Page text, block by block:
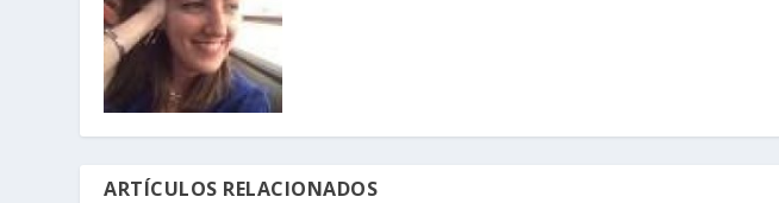
ARTÍCULOS RELACIONADOS